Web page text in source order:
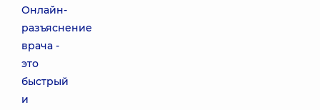
Онлайн-
разъяснение
врача -
это
быстрый
и